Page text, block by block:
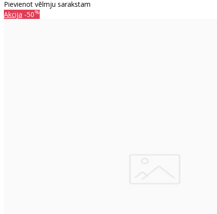
Pievienot vēlmju sarakstam
Akcija -50%